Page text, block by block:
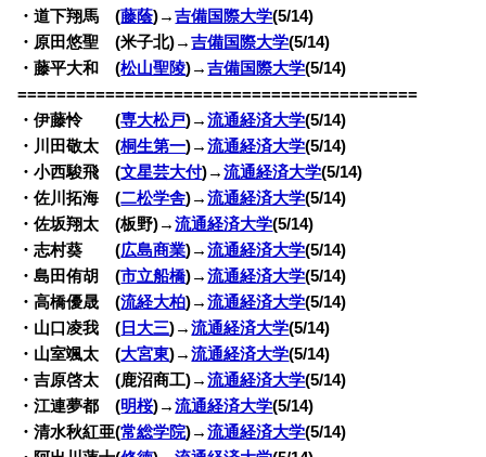
・道下翔馬 (藤蔭)→吉備国際大学(5/14)
・原田悠聖 (米子北)→吉備国際大学(5/14)
・藤平大和 (松山聖陵)→吉備国際大学(5/14)
=========================================
・伊藤怜 (専大松戸)→流通経済大学(5/14)
・川田敬太 (桐生第一)→流通経済大学(5/14)
・小西駿飛 (文星芸大付)→流通経済大学(5/14)
・佐川拓海 (二松学舎)→流通経済大学(5/14)
・佐坂翔太 (板野)→流通経済大学(5/14)
・志村葵 (広島商業)→流通経済大学(5/14)
・島田侑胡 (市立船橋)→流通経済大学(5/14)
・高橋優晟 (流経大柏)→流通経済大学(5/14)
・山口凌我 ( 日大三)→流通経済大学(5/14)
・山室颯太 (大宮東)→流通経済大学(5/14)
・吉原啓太 (鹿沼商工)→流通経済大学(5/14)
・江連夢都 (明桜)→流通経済大学(5/14)
・清水秋紅亜(常総学院)→流通経済大学(5/14)